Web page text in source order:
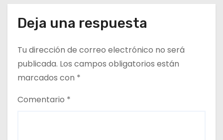
Deja una respuesta
Tu dirección de correo electrónico no será
publicada. Los campos obligatorios están
marcados con *
Comentario *